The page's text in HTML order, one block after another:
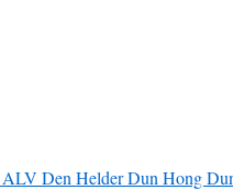
ALV Den HelderDun Hong